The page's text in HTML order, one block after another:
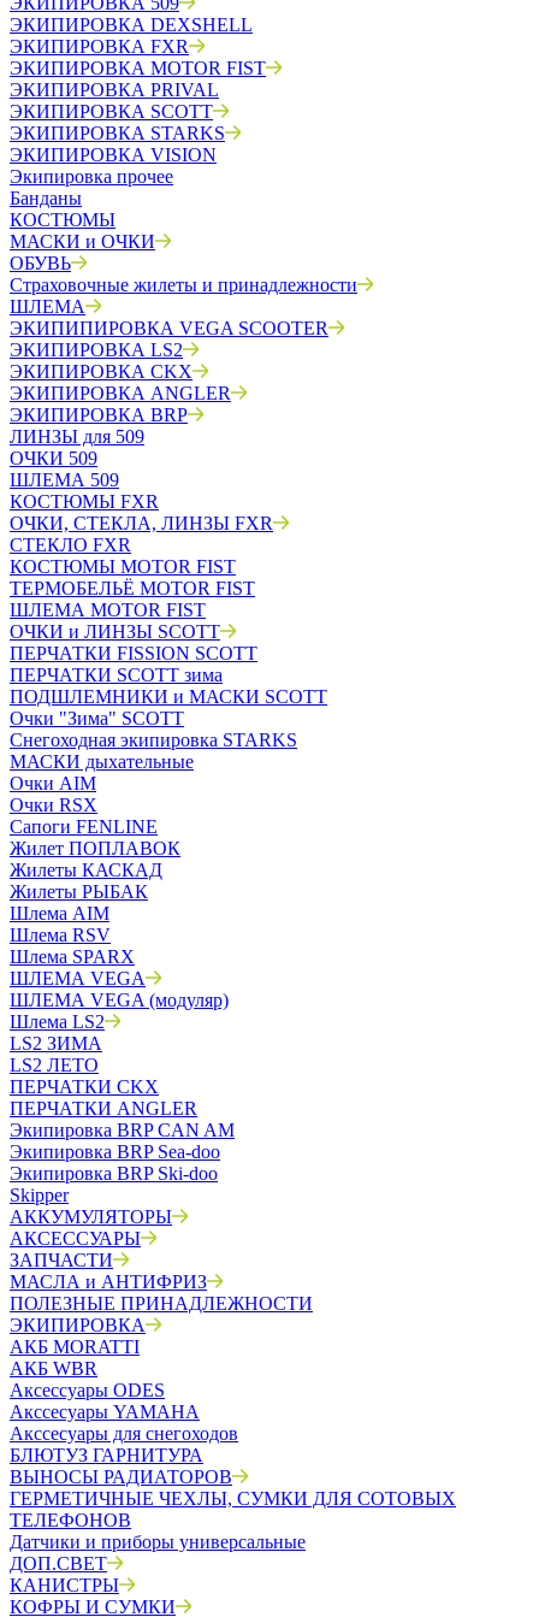
ЭКИПИРОВКА DEXSHELL
ЭКИПИРОВКА FXR
ЭКИПИРОВКА MOTOR FIST
ЭКИПИРОВКА PRIVAL
ЭКИПИРОВКА SCOTT
ЭКИПИРОВКА STARKS
ЭКИПИРОВКА VISION
Экипировка прочее
Банданы
КОСТЮМЫ
МАСКИ и ОЧКИ
ОБУВЬ
Страховочные жилеты и принадлежности
ШЛЕМА
ЭКИПИПИРОВКА VEGA SCOOTER
ЭКИПИРОВКА LS2
ЭКИПИРОВКА CKX
ЭКИПИРОВКА ANGLER
ЭКИПИРОВКА BRP
ЛИНЗЫ для 509
ОЧКИ 509
ШЛЕМА 509
КОСТЮМЫ FXR
ОЧКИ, СТЕКЛА, ЛИНЗЫ FXR
СТЕКЛО FXR
КОСТЮМЫ MOTOR FIST
ТЕРМОБЕЛЬЁ MOTOR FIST
ШЛЕМА MOTOR FIST
ОЧКИ и ЛИНЗЫ SCOTT
ПЕРЧАТКИ FISSION SCOTT
ПЕРЧАТКИ SCOTT зима
ПОДШЛЕМНИКИ и МАСКИ SCOTT
Очки "Зима" SCOTT
Снегоходная экипировка STARKS
МАСКИ дыхательные
Очки AIM
Очки RSX
Сапоги FENLINE
Жилет ПОПЛАВОК
Жилеты КАСКАД
Жилеты РЫБАК
Шлема AIM
Шлема RSV
Шлема SPARX
ШЛЕМА VEGA
ШЛЕМА VEGA (модуляр)
Шлема LS2
LS2 ЗИМА
LS2 ЛЕТО
ПЕРЧАТКИ CKX
ПЕРЧАТКИ ANGLER
Экипировка BRP CAN AM
Экипировка BRP Sea-doo
Экипировка BRP Ski-doo
Skipper
АККУМУЛЯТОРЫ
АКСЕССУАРЫ
ЗАПЧАСТИ
МАСЛА и АНТИФРИЗ
ПОЛЕЗНЫЕ ПРИНАДЛЕЖНОСТИ
ЭКИПИРОВКА
АКБ MORATTI
АКБ WBR
Аксессуары ODES
Акссесуары YAMAHA
Акссесуары для снегоходов
БЛЮТУЗ ГАРНИТУРА
ВЫНОСЫ РАДИАТОРОВ
ГЕРМЕТИЧНЫЕ ЧЕХЛЫ, СУМКИ ДЛЯ СОТОВЫХ
ТЕЛЕФОНОВ
Датчики и приборы универсальные
ДОП.СВЕТ
КАНИСТРЫ
КОФРЫ И СУМКИ